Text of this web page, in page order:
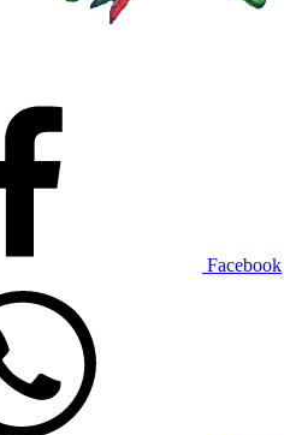
Facebook